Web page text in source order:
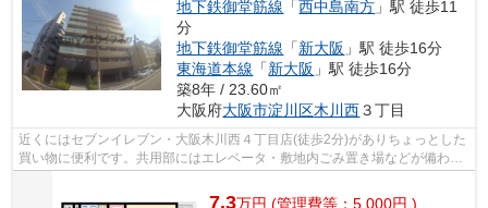
地下鉄御堂筋線 「西中島南方 」駅 徒歩11
分
地下鉄御堂筋線 「新大阪 」駅 徒歩16分
東海道本線 「新大阪 」駅 徒歩16分
築8年 / 23.60㎡
大阪府大阪市淀川区木川西３丁目
近くにはセブンイレブン・大阪木川西４丁目店(徒歩2分)がありちょっとした
買い物に便利です。共用部にはエレベータ・敷地内ごみ置き場などが備わっ
7.3万円 (管理費等：5,000円 )